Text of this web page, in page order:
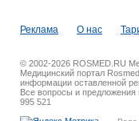
Реклама О нас
© 2002-2026 ROSMED.RU
Медицинский портал
информации оставленной
Все вопросы и предложения
995 521